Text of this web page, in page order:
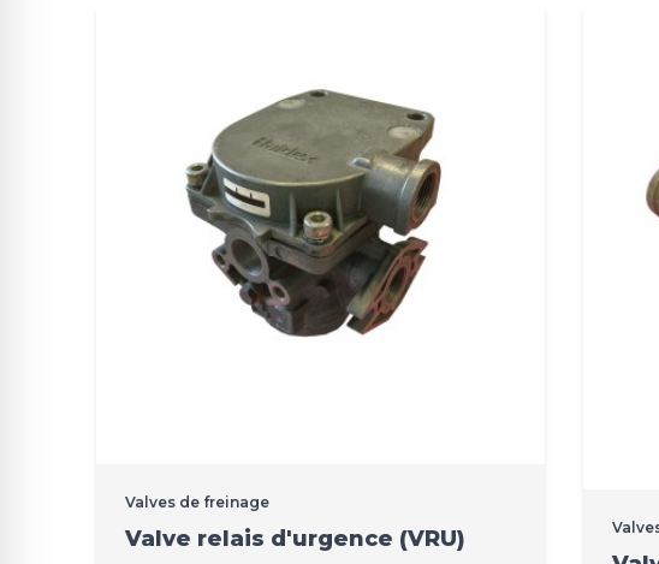
Valves de freinage
Valve relais d'urgence (VRU)